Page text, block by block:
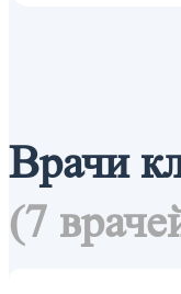
Врачи
(7